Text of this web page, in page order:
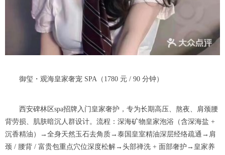
御玺・观海皇家奢宠 SPA（1780 元 / 90 分钟）
西安碑林区spa招牌入门皇家奢护，专为长期高压、熬夜、肩颈腰
背劳损、肌肤暗沉人群设计。流程：深海矿物皇家泡浴（含深海盐 +
沉香精油）→全身天然玉石去角质→泰国皇室精油深层经络疏通→肩
颈 / 腰背 / 富贵包重点穴位深度松解→头部禅洗 + 面部奢护→皇家养